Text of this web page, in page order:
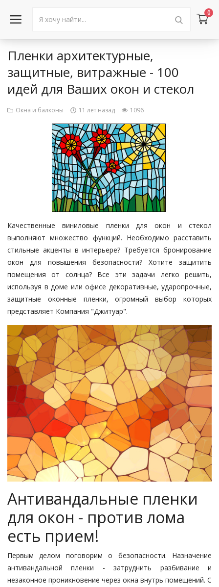
0
Войти в аккаунт
Каталог товаров
Акции
Объявления
Пленки архитектурные,
защитные, витражные - 100
идей для Ваших окон и стекол
Окна и балконы 11 лет назад 1096
Качественные виниловые пленки для окон и стекол
выполняют множество функций. Необходимо расставить
стильные акценты в интерьере? Требуется бронирование
окон для повышения безопасности? Хотите защитить
помещения от солнца? Все эти задачи легко решить,
используя в доме или офисе декоративные, ударопрочные,
защитные оконные пленки, огромный выбор которых
представляет Компания "Джитуар".
Антивандальные пленки
для окон - против лома
есть прием!
Первым делом поговорим о безопасности. Назначение
антивандальной пленки - затруднить разбивание и
незаконное проникновение через окна внутрь помещений. С